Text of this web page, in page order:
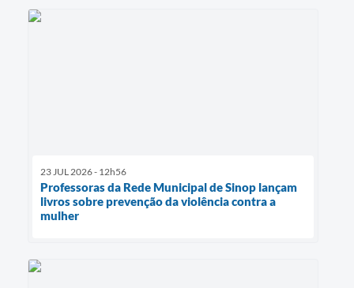
23 JUL 2026 - 12h56
Professoras da Rede Municipal de Sinop lançam
livros sobre prevenção da violência contra a
mulher